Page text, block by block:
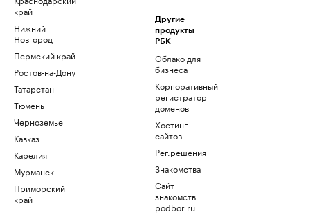
край
Нижний
Новгород
Пермский край
Ростов-на-Дону
Татарстан
Тюмень
Черноземье
Кавказ
Карелия
Мурманск
Приморский
край
Другие
продукты
РБК
Облако для
бизнеса
Корпоративный
регистратор
доменов
Хостинг
сайтов
Рег.решения
Знакомства
Сайт
знакомств
podbor.ru